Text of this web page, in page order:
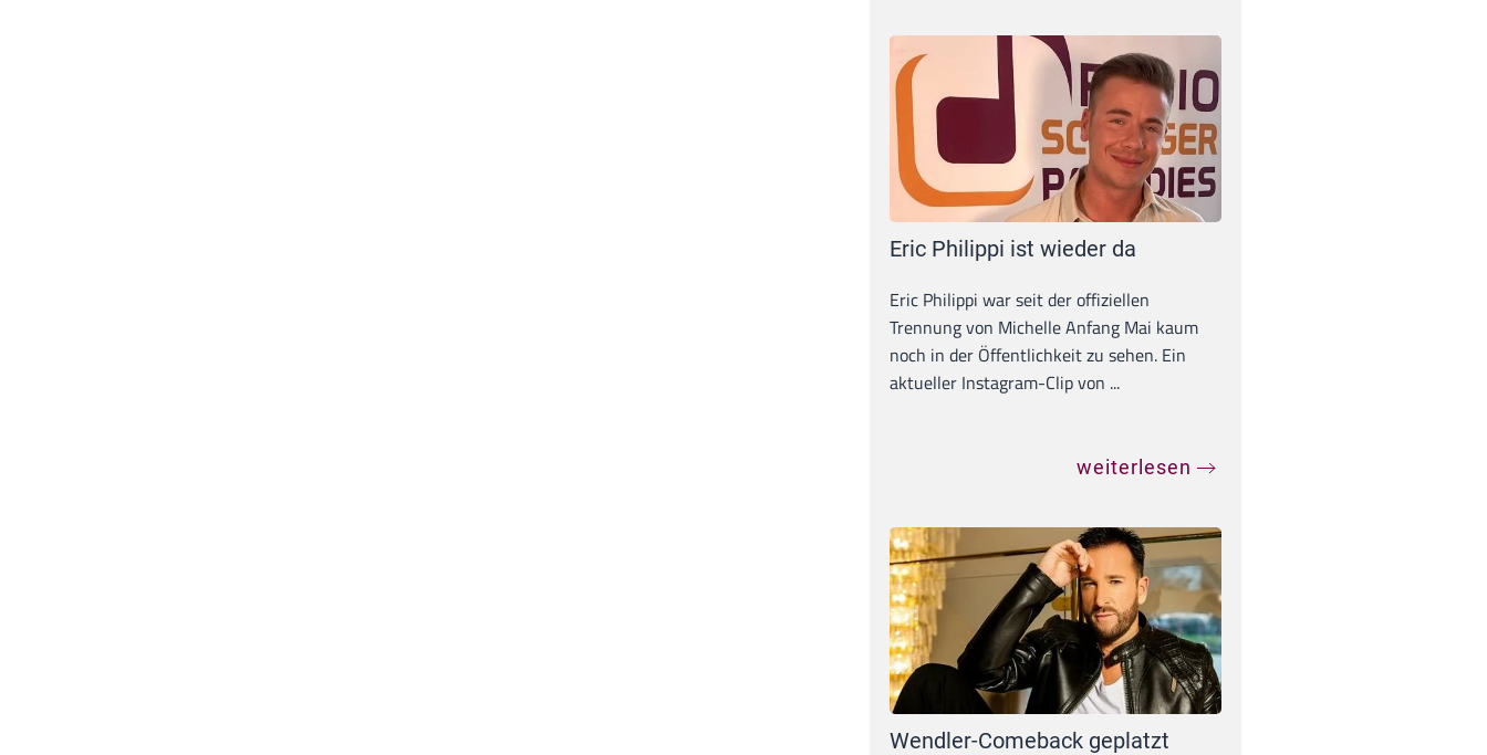
Eric Philippi ist wieder da
Eric Philippi war seit der offiziellen
Trennung von Michelle Anfang Mai kaum
noch in der Öffentlichkeit zu sehen. Ein
aktueller Instagram-Clip von ...
weiterlesen
Wendler-Comeback geplatzt